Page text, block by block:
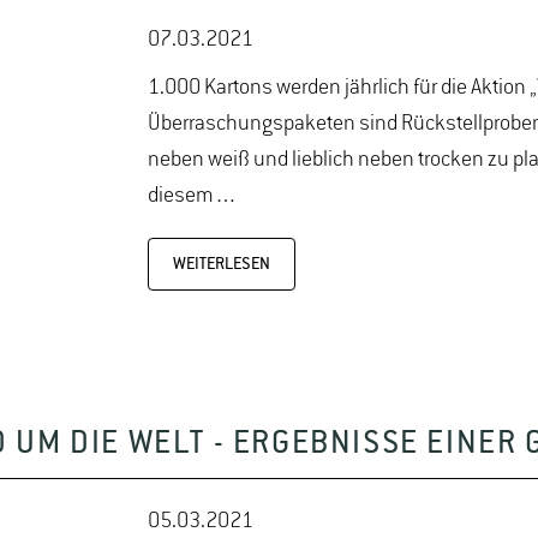
07.03.2021
1.000 Kartons werden jährlich für die Aktion
Überraschungspaketen sind
neben weiß und lieblich neben trocken zu
diesem…
WEITERLESEN
DIE WELT - ERGEBNISSE EINER
05.03.2021